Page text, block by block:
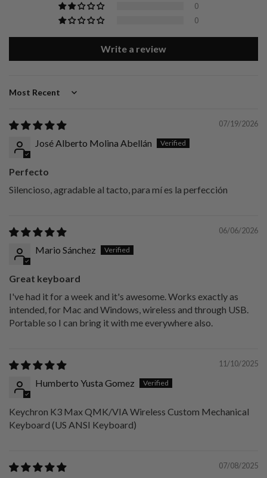
0
0
Write a review
Sort by
07/19/2026
José Alberto Molina Abellán
Perfecto
Silencioso, agradable al tacto, para mí es la perfección
06/06/2026
Mario Sánchez
Great keyboard
I've had it for a week and it's awesome. Works exactly as
intended, for Mac and Windows, wireless and through USB.
Portable so I can bring it with me everywhere also.
11/10/2025
Humberto Yusta Gomez
Keychron K3 Max QMK/VIA Wireless Custom Mechanical
Keyboard (US ANSI Keyboard)
07/08/2025